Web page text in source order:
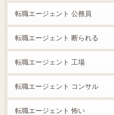
転職エージェント 公務員
転職エージェント 断られる
転職エージェント 工場
転職エージェント コンサル
転職エージェント 怖い